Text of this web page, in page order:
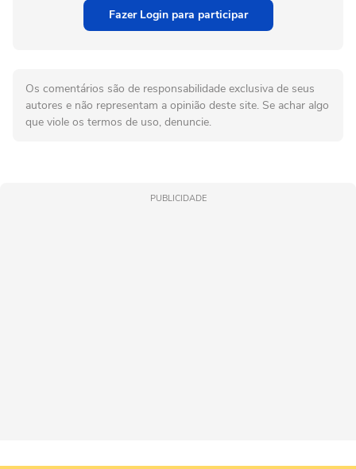
Fazer Login para participar
Os comentários são de responsabilidade exclusiva de seus
autores e não representam a opinião deste site. Se achar algo
que viole os termos de uso, denuncie.
PUBLICIDADE